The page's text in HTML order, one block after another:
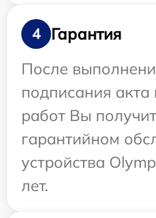
4
Гарантия
После
подписания
работ Вы
гарантийном
устройства
лет.